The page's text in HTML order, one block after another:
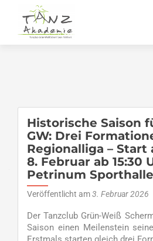
Historische Saison
GW: Drei
Regionalliga – Start
8. Februar ab 15:30
Petrinum
Veröffentlicht am3. Februar 2026
Der Tanzclub Grün-Weiß
Saison einen Meilenstein